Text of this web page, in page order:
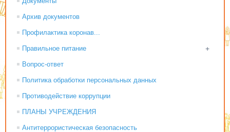
Архив документов
Профилактика коронав...
+
Правильное питание
Вопрос-ответ
Политика обработки персональных данных
Противодействие коррупции
ПЛАНЫ УЧРЕЖДЕНИЯ
Антитеррористическая безопасность